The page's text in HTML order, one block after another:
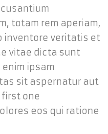
totam rem aperiam,
inventore veritatis et
vitae dicta sunt
ipsam
sit aspernatur aut
one
eos qui ratione